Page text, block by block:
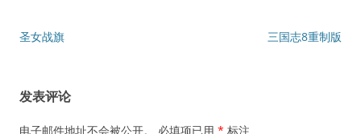
文章导航
圣女战旗 三国志8重制版
发表评论
电子邮件地址不会被公开。 必填项已用 * 标注